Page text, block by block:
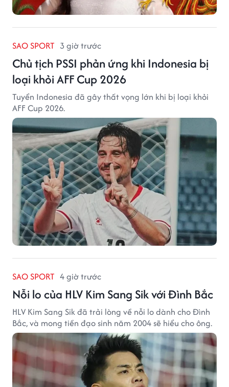
SAO SPORT 3 giờ trước
Chủ tịch PSSI phản ứng khi Indonesia bị
loại khỏi AFF Cup 2026
Tuyển Indonesia đã gây thất vọng lớn khi bị loại khỏi
AFF Cup 2026.
SAO SPORT 4 giờ trước
Nỗi lo của HLV Kim Sang Sik với Đình Bắc
HLV Kim Sang Sik đã trải lòng về nỗi lo dành cho Đình
Bắc, và mong tiền đạo sinh năm 2004 sẽ hiểu cho ông.